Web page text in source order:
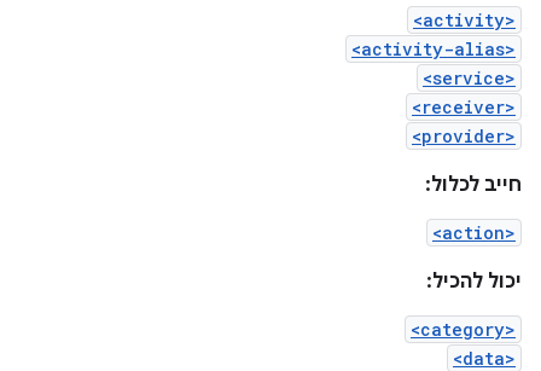
<activity>
<activity-alias>
<service>
<receiver>
<provider>
חייב לכלול:
<action>
יכול להכיל:
<category>
<data>